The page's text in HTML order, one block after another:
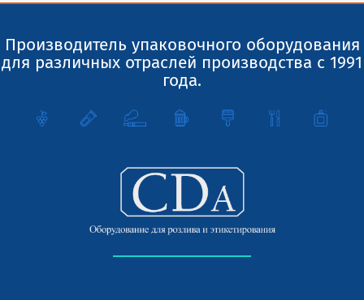
Производитель упаковочного оборудования
для различных отраслей производства с 1991
года.